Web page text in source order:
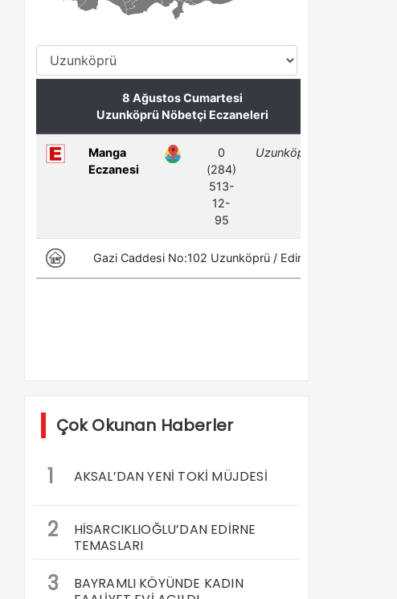
Çok Okunan Haberler
1 AKSAL’DAN YENİ TOKİ MÜJDESİ
2
HİSARCIKLIOĞLU’DAN EDİRNE
TEMASLARI
3
BAYRAMLI KÖYÜNDE KADIN